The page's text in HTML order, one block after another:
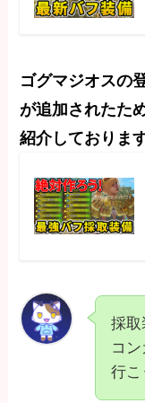
ゴグマジオスの
が追加されたた
紹介しておりま
採取
コ
行こ